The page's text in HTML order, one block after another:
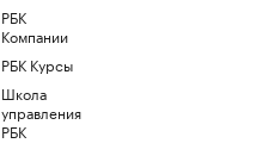
РБК
Компании
РБК Курсы
Школа
управления
РБК